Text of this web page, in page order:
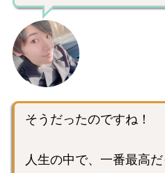
そうだったのですね！
人生の中で、一番最高